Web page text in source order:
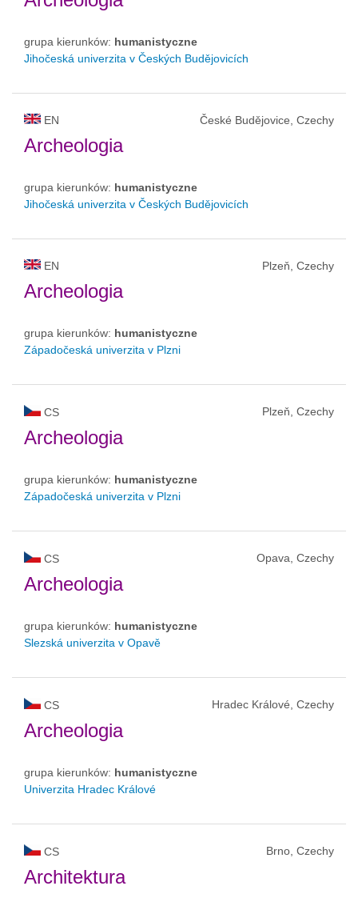
grupa kierunków: humanistyczne
Jihočeská univerzita v Českých Budějovicích
EN České Budějovice, Czechy
Archeologia
grupa kierunków: humanistyczne
Jihočeská univerzita v Českých Budějovicích
EN Plzeň, Czechy
Archeologia
grupa kierunków: humanistyczne
Západočeská univerzita v Plzni
CS Plzeň, Czechy
Archeologia
grupa kierunków: humanistyczne
Západočeská univerzita v Plzni
CS Opava, Czechy
Archeologia
grupa kierunków: humanistyczne
Slezská univerzita v Opavě
CS Hradec Králové, Czechy
Archeologia
grupa kierunków: humanistyczne
Univerzita Hradec Králové
CS Brno, Czechy
Architektura